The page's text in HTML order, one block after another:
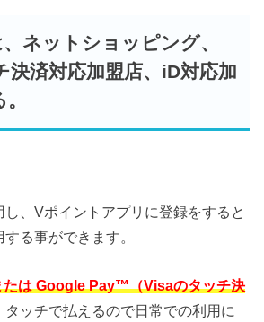
ネットショッピング、
決済対応加盟店、iD対応加
し、Vポイントアプリに登録をすると
る事ができます。
は Google Pay™（Visaのタッチ決
タッチで払えるので日常での利用に